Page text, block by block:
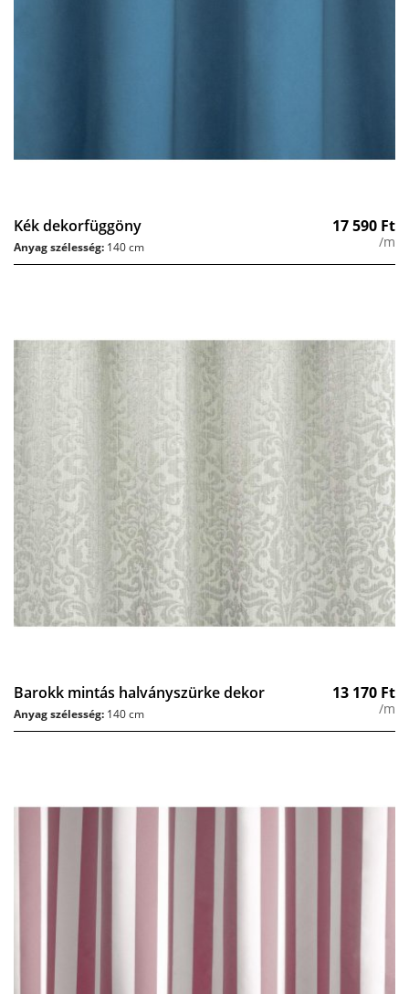
Kék dekorfüggöny 17 590 Ft
/m
Anyag szélesség: 140 cm
Barokk mintás halványszürke dekor 13 170 Ft
/m
Anyag szélesség: 140 cm